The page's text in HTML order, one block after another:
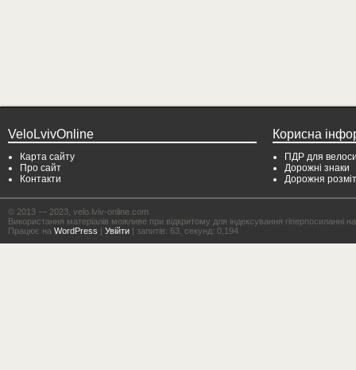
VeloLvivOnline
Карта сайту
Про сайт
Контакти
Корисна
ПДР для
Дорожні знаки
Дорожня
© 2013 — 2023, velo.lviv-online.com
Використання матеріалів можливе при відкритому для індексування гіперпосиланні
Працює на WordPress | Увійти | запитів: 63, секунд: 0,194